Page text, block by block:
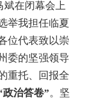
在闭幕会上
举我担任临夏
位代表致以崇
委的坚强领导
重托、回报全
政治答卷”。坚